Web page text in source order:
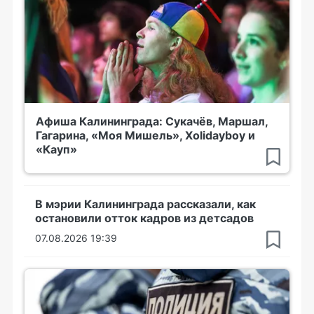
Афиша Калининграда: Сукачёв, Маршал,
Гагарина, «Моя Мишель», Xolidayboy и
«Кауп»
В мэрии Калининграда рассказали, как
остановили отток кадров из детсадов
07.08.2026 19:39